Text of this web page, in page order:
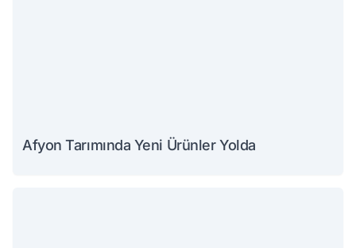
Afyon Tarımında Yeni Ürünler Yolda